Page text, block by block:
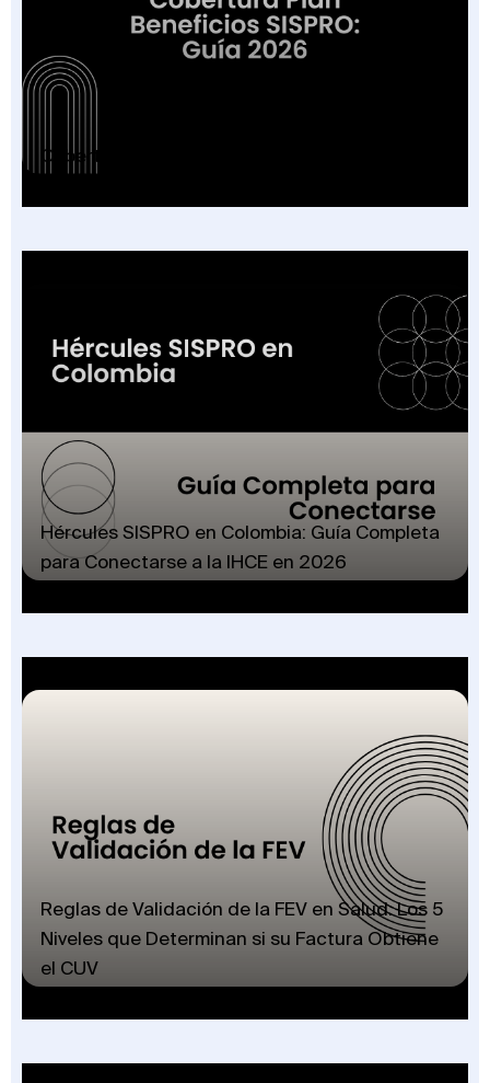
Cobertura Plan Beneficios SISPRO: Guía 2026
Hércules SISPRO en Colombia: Guía Completa
para Conectarse a la IHCE en 2026
Reglas de Validación de la FEV en Salud: Los 5
Niveles que Determinan si su Factura Obtiene
el CUV